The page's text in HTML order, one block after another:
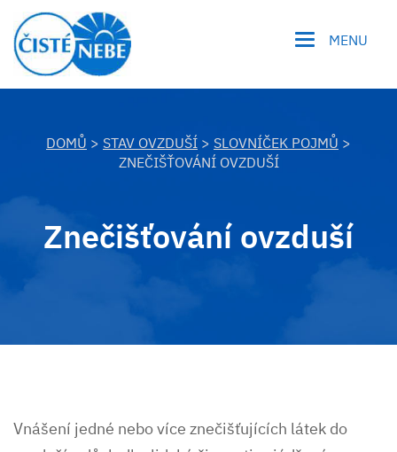
MENU
DOMŮ > STAV OVZDUŠÍ > SLOVNÍČEK POJMŮ >
ZNEČIŠŤOVÁNÍ OVZDUŠÍ
Znečišťování ovzduší
Vnášení jedné nebo více znečišťujících látek do